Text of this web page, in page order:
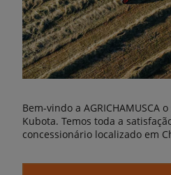
Bem-vindo a AGRICHAMUSCA
Kubota. Temos toda a
concessionário localizado em